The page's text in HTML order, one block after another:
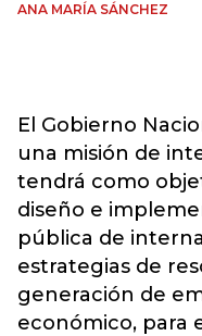
ANA MARÍA SÁNCHEZ
El Gobierno
una misión de
tendrá como
diseño e
pública de
estrategias de
generación de
económico, para